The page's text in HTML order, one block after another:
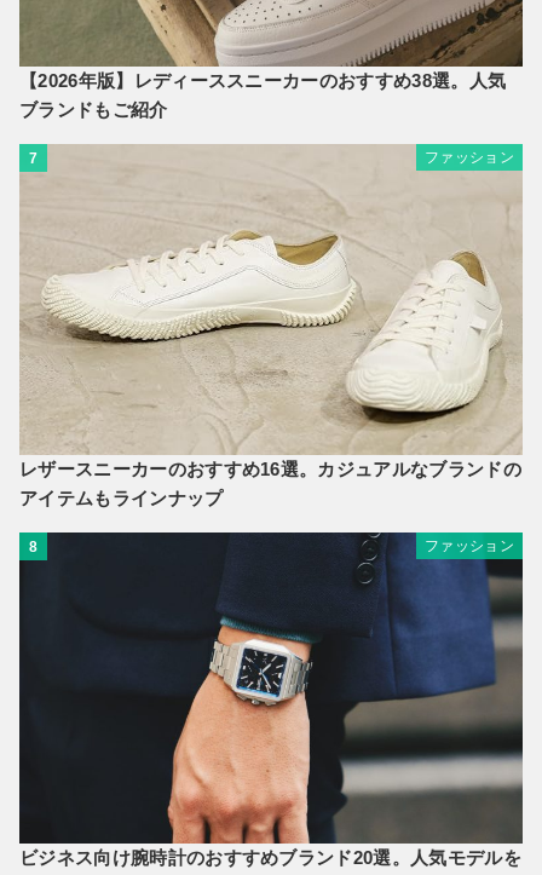
【2026年版】レディーススニーカーのおすすめ38選。人気
ブランドもご紹介
7 ファッション
レザースニーカーのおすすめ16選。カジュアルなブランドの
アイテムもラインナップ
8 ファッション
ビジネス向け腕時計のおすすめブランド20選。人気モデルを